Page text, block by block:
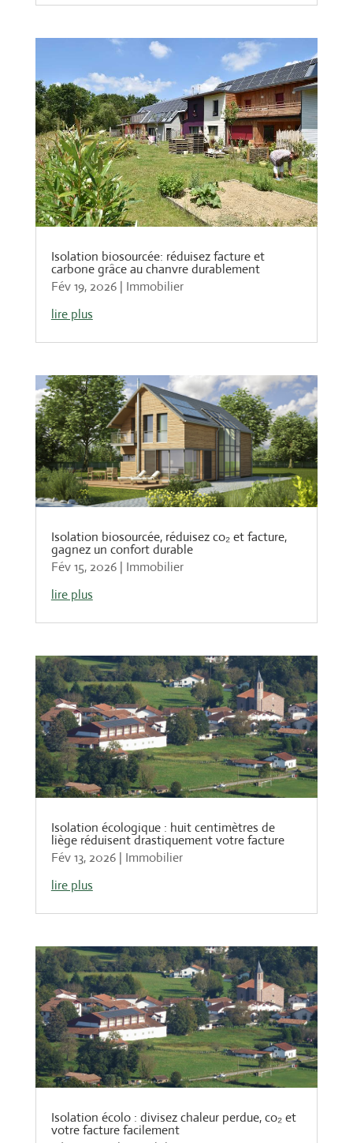
Isolation biosourcée: réduisez facture et
carbone grâce au chanvre durablement
Fév 19, 2026| Immobilier
lire plus
Isolation biosourcée, réduisez co₂ et facture,
gagnez un confort durable
Fév 15, 2026| Immobilier
lire plus
Isolation écologique : huit centimètres de
liège réduisent drastiquement votre facture
Fév 13, 2026| Immobilier
lire plus
Isolation écolo : divisez chaleur perdue, co₂ et
votre facture facilement